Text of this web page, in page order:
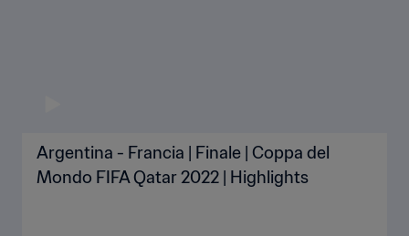
Argentina - Francia | Finale | Coppa del
Mondo FIFA Qatar 2022 | Highlights